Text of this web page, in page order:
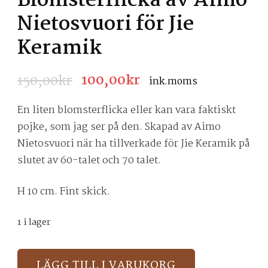
Nietosvuori för Jie
Keramik
150,00kr Det
priset
var:
150,00kr.
100,00kr Det
priset
är:
100,00kr.
ink.moms
En liten blomsterflicka eller kan vara faktiskt
pojke, som jag ser på den. Skapad av Aimo
Nietosvuori när ha tillverkade för Jie Keramik på
slutet av 60-talet och 70 talet.
H 10 cm. Fint skick.
1 i lager
Blomsterflicka